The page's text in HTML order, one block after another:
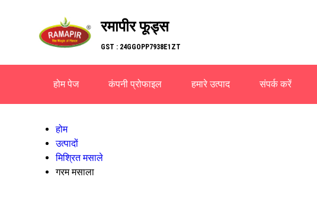
रमापीर फूड्स
GST : 24GGOPP7938E1ZT
होम पेज कंपनी प्रोफाइल हमारे उत्पाद संपर्क करें
होम
उत्पादों
मिश्रित मसाले
गरम मसाला